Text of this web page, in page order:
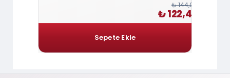
₺ 144,00
₺ 122,40